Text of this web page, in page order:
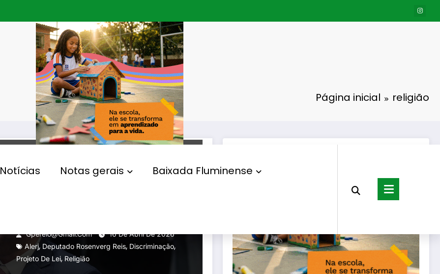
Notícias Notas gerais Baixada Fluminense
Página inicial religião
Projeto de lei na Alerj pune
Janeiro
Gperelo@gmail.com
16 De Abril De 2026
Alerj, Deputado Rosenverg Reis, Discriminação,
Projeto De Lei, Religião